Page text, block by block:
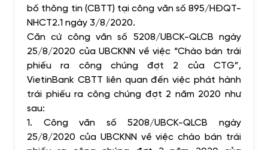
bố thông tin (CBTT) tại công văn số 895/HĐQT-
NHCT2.1 ngày 3/8/2020.
Căn cứ công văn số 5208/UBCK-QLCB ngày
25/8/2020 của UBCKNN về việc “Chào bán trái
phiếu ra công chúng đợt 2 của CTG”,
VietinBank CBTT liên quan đến việc phát hành
trái phiếu ra công chúng đợt 2 năm 2020 như
sau:
1.
Công văn số 5208/UBCK-QLCB ngày
25/8/2020 của UBCKNN về việc chào bán trái